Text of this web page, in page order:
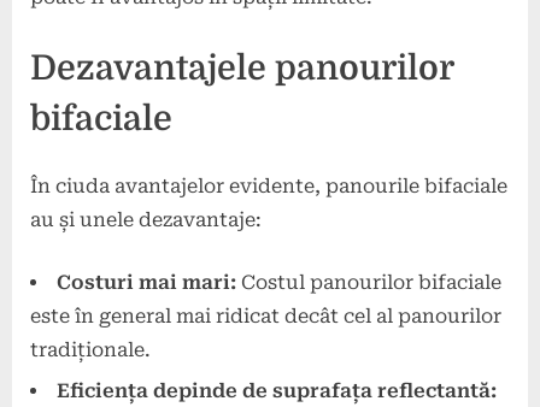
Dezavantajele panourilor
bifaciale
În ciuda avantajelor evidente, panourile bifaciale
au și unele dezavantaje:
Costuri mai mari: Costul panourilor bifaciale
este în general mai ridicat decât cel al panourilor
tradiționale.
Eficiența depinde de suprafața reflectantă: